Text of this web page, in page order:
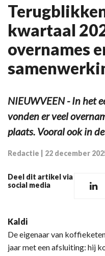
kwartaal
overnames
NIEUWVEEN - In het
vonden er veel
plaats. Vooral ook in
Redactie 22 december
Deel dit artikel via
social media
Kaldi
De eigenaar van
jaar met een afsluiting: hij